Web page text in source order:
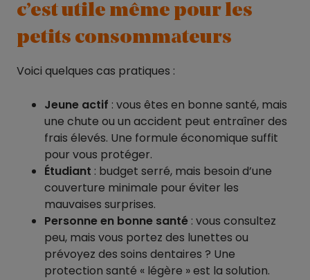
c’est utile même pour les
petits consommateurs
Voici quelques cas pratiques :
Jeune actif : vous êtes en bonne santé, mais
une chute ou un accident peut entraîner des
frais élevés. Une formule économique suffit
pour vous protéger.
Étudiant : budget serré, mais besoin d’une
couverture minimale pour éviter les
mauvaises surprises.
Personne en bonne santé : vous consultez
peu, mais vous portez des lunettes ou
prévoyez des soins dentaires ? Une
protection santé « légère » est la solution.